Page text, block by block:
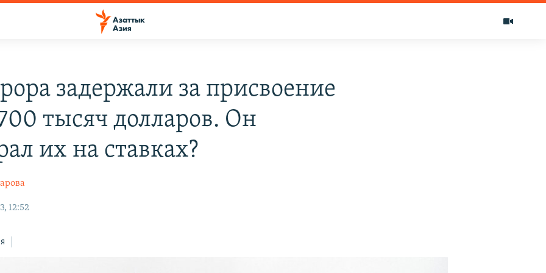
задержали за присвоение
тысяч долларов. Он
их на ставках?
12:52